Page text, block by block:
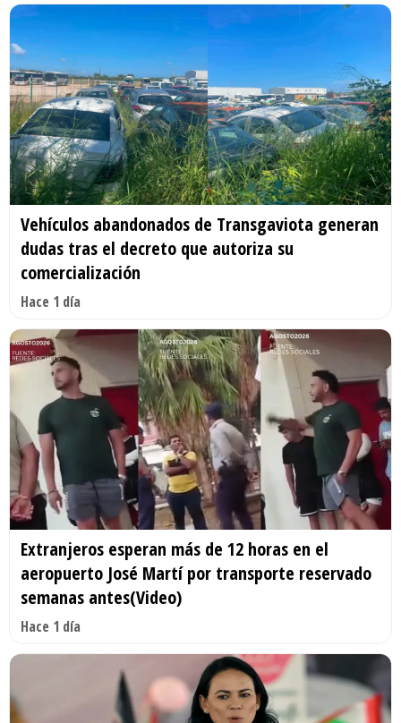
Vehículos abandonados de Transgaviota generan
dudas tras el decreto que autoriza su
comercialización
Hace 1 día
Extranjeros esperan más de 12 horas en el
aeropuerto José Martí por transporte reservado
semanas antes(Video)
Hace 1 día